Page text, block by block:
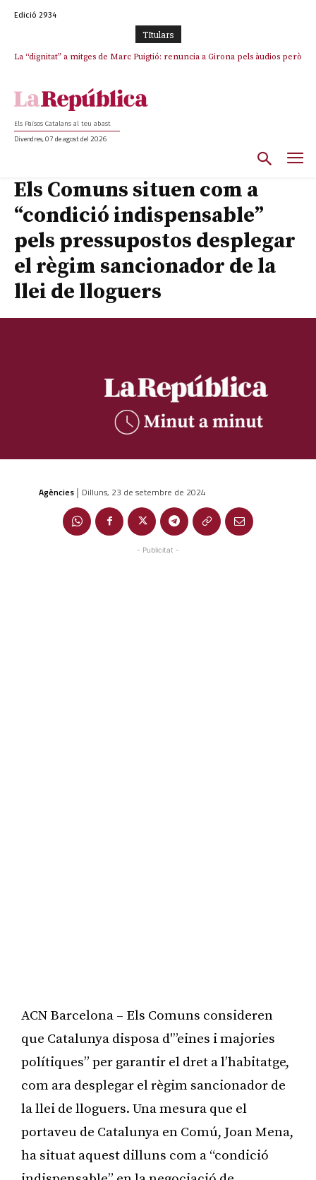
Edició 2934
TItulars
La “dignitat” a mitges de Marc Puigtió: renuncia a Girona pels àudios però
Els Països Catalans al teu abast
Divendres, 07 de agost del 2026
Els Comuns situen com a
“condició indispensable”
pels pressupostos desplegar
el règim sancionador de la
llei de lloguers
Agències | Dilluns, 23 de setembre de 2024
- Publicitat -
ACN Barcelona – Els Comuns consideren
que Catalunya disposa d'”eines i majories
polítiques” per garantir el dret a l’habitatge,
com ara desplegar el règim sancionador de
la llei de lloguers. Una mesura que el
portaveu de Catalunya en Comú, Joan Mena,
ha situat aquest dilluns com a “condició